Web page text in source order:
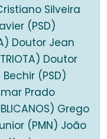
Silveira
(PSD)
Doutor Jean
Doutor
(PSD)
Prado
Grego
(PMN) João